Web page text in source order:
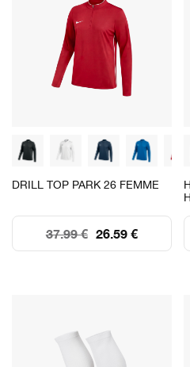
DRILL TOP PARK 26 FEMME
26.59 €
37.99 €